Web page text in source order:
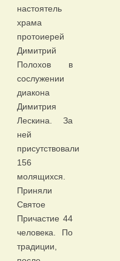
настоятель
храма
протоиерей
Димитрий
Полохов в
сослужении
диакона
Димитрия
Лескина. За
ней
присутствовали
156
молящихся.
Приняли
Святое
Причастие 44
человека. По
традиции,